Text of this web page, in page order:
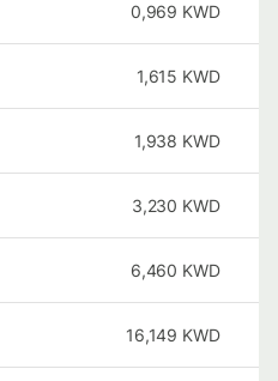
0,969 KWD
1,615 KWD
1,938 KWD
3,230 KWD
6,460 KWD
16,149 KWD